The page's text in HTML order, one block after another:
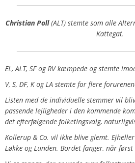
Christian Poll(ALT) stemte som alle
Kattegat.
EL, ALT, SF og RV kæmpede og stemte
V, S, DF, K og LA stemte for flere
Listen med de individuelle stemmer vil
passende lejligheder i den kommende
det efterfølgende folketingsvalg,
Kollerup & Co. vil ikke blive glemt. Ejheller
Løkke og Lunden. Bordet fanger, når